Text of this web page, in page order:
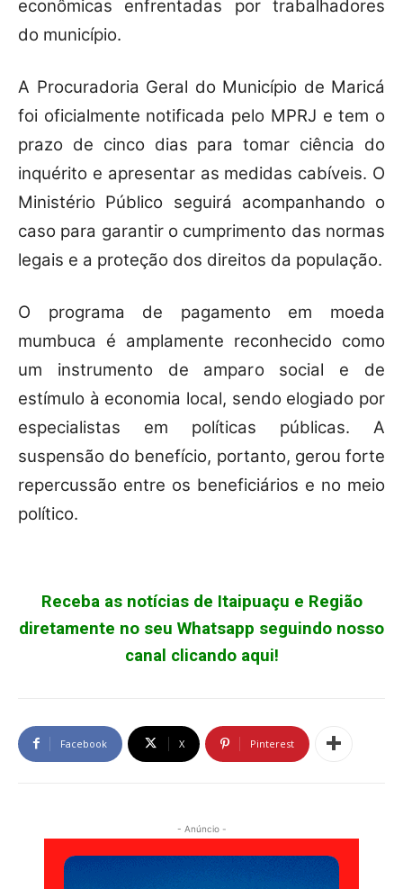
econômicas enfrentadas por trabalhadores
do município.
A Procuradoria Geral do Município de Maricá
foi oficialmente notificada pelo MPRJ e tem o
prazo de cinco dias para tomar ciência do
inquérito e apresentar as medidas cabíveis. O
Ministério Público seguirá acompanhando o
caso para garantir o cumprimento das normas
legais e a proteção dos direitos da população.
O programa de pagamento em moeda
mumbuca é amplamente reconhecido como
um instrumento de amparo social e de
estímulo à economia local, sendo elogiado por
especialistas em políticas públicas. A
suspensão do benefício, portanto, gerou forte
repercussão entre os beneficiários e no meio
político.
Receba as notícias de Itaipuaçu e Região
diretamente no seu Whatsapp seguindo nosso
canal clicando aqui!
Facebook X Pinterest
- Anúncio -